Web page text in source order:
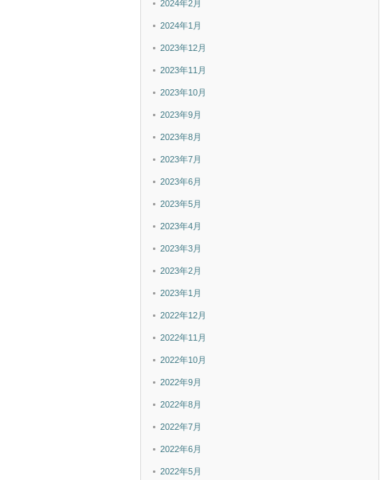
2024年2月
2024年1月
2023年12月
2023年11月
2023年10月
2023年9月
2023年8月
2023年7月
2023年6月
2023年5月
2023年4月
2023年3月
2023年2月
2023年1月
2022年12月
2022年11月
2022年10月
2022年9月
2022年8月
2022年7月
2022年6月
2022年5月